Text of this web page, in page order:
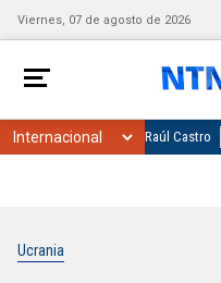
Viernes, 07 de agosto de 2026
Raúl Castro
Ucrania